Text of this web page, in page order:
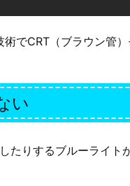
でCRT（ブラウン管
い
たりするブルーライト